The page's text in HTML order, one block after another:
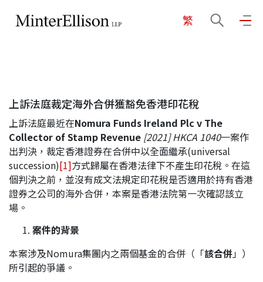
繁
關於我們
業務領域
我們的團隊
上訴法庭裁定海外合併獲豁免香港印花稅
上訴法庭最近在Nomura Funds Ireland Plc v The
Collector of Stamp Revenue [2021] HKCA 1040一案作
出判決，裁定香港證券在合併中以全面繼承(universal
succession)[1]方式歸屬在香港法律下不產生印花稅。在這
個判決之前，並沒有成文法規定印花稅是否適用於持有香港
證券之公司的海外合併，本案是香港法院第一次確認該立
場。
案件的背景
本案涉及Nomura集團内之兩個基金的合併（「該合併」）
所引起的爭議。